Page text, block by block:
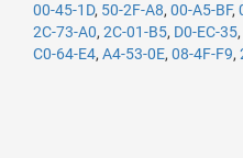
00-45-1D, 50-2F-A8, 00-A5-BF,
2C-73-A0, 2C-01-B5, D0-EC-35,
C0-64-E4, A4-53-0E, 08-4F-F9,